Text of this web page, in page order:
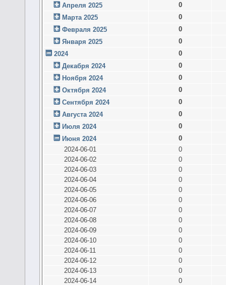
Апреля 2025
0
Марта 2025
0
Февраля 2025
0
Января 2025
0
2024
0
Декабря 2024
0
Ноября 2024
0
Октября 2024
0
Сентября 2024
0
Августа 2024
0
Июля 2024
0
Июня 2024
0
2024-06-01
0
2024-06-02
0
2024-06-03
0
2024-06-04
0
2024-06-05
0
2024-06-06
0
2024-06-07
0
2024-06-08
0
2024-06-09
0
2024-06-10
0
2024-06-11
0
2024-06-12
0
2024-06-13
0
2024-06-14
0